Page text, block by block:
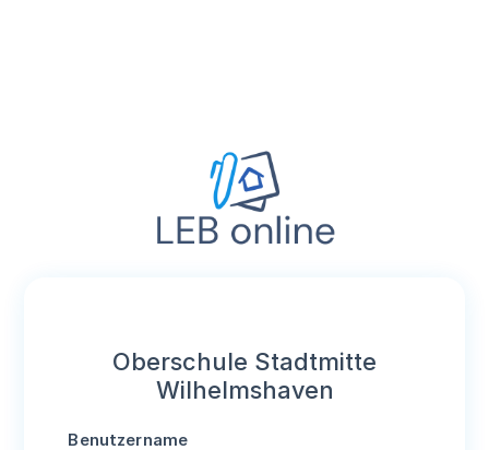
Oberschule Stadtmitte
Wilhelmshaven
Benutzername